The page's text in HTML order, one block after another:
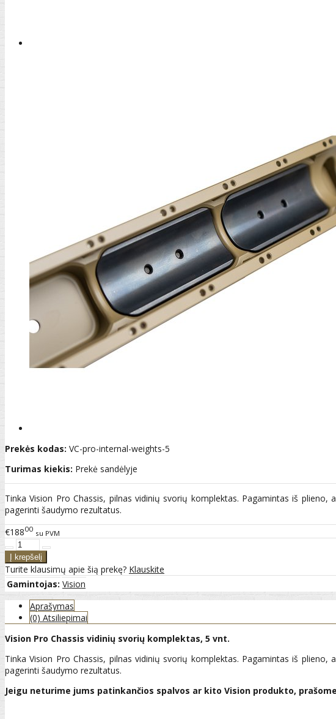
Prekės kodas: VC-pro-internal-weights-5
Turimas kiekis: Prekė sandėlyje
Tinka Vision Pro Chassis, pilnas vidinių svorių komplektas. Pagamintas iš
pagerinti šaudymo rezultatus.
€18800 su PVM
Turite klausimų apie šią prekę? Klauskite
Gamintojas: Vision
Aprašymas
(0) Atsiliepimai
Vision Pro Chassis vidinių svorių komplektas, 5 vnt.
Tinka Vision Pro Chassis, pilnas vidinių svorių komplektas. Pagamintas iš
pagerinti šaudymo rezultatus.
Jeigu neturime jums patinkančios spalvos ar kito Vision produkto,